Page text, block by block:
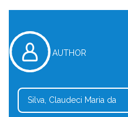
AUTHOR
Silva, Claudeci Maria da